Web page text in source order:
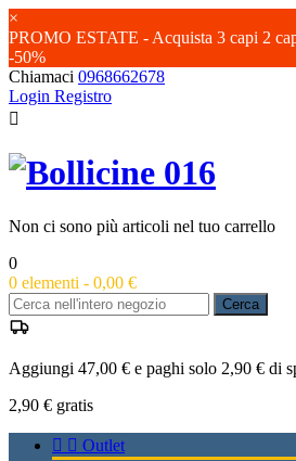
×
PROMO ESTATE - Acquista 3 capi 2
-50%
Chiamaci 0968662678
Login Registro

Non ci sono più articoli nel tuo carrello
0
0 elementi - 0,00 €
Cerca
Aggiungi 47,00 € e paghi solo 2,90 € di
2,90 € gratis
  Outlet